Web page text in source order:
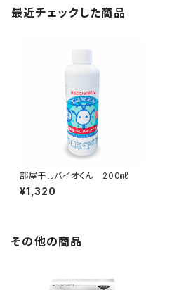
最近チェックした商品
部屋干しバイオくん 200㎖
¥1,320
その他の商品